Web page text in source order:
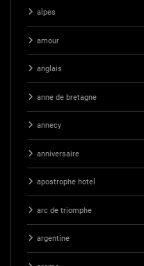
alpes
amour
anglais
anne de bretagne
annecy
anniversaire
apostrophe hotel
arc de triomphe
argentine